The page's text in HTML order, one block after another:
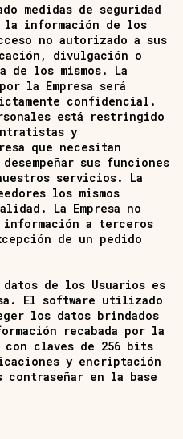
medidas de seguridad
la información de los
no autorizado a sus
divulgación o
de los mismos. La
la Empresa será
confidencial.
está restringido
y
que necesitan
sus funciones
servicios. La
los mismos
La Empresa no
a terceros
de un pedido
de los Usuarios es
El software utilizado
los datos brindados
recabada por la
con claves de 256 bits
y encriptación
contraseñar en la base